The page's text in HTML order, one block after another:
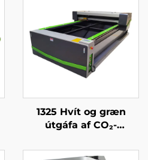
1325 Hvít og græn
útgáfa af CO₂-
ríðvél fyrir akryl, við,